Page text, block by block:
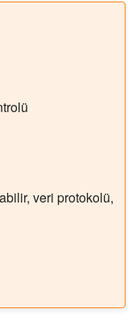
veri protokolü,